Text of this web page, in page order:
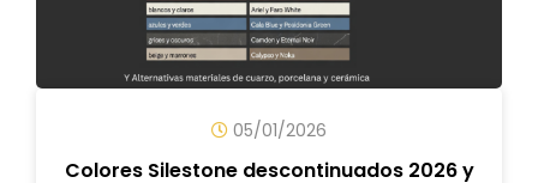
05/01/2026
Colores Silestone descontinuados 2026 y